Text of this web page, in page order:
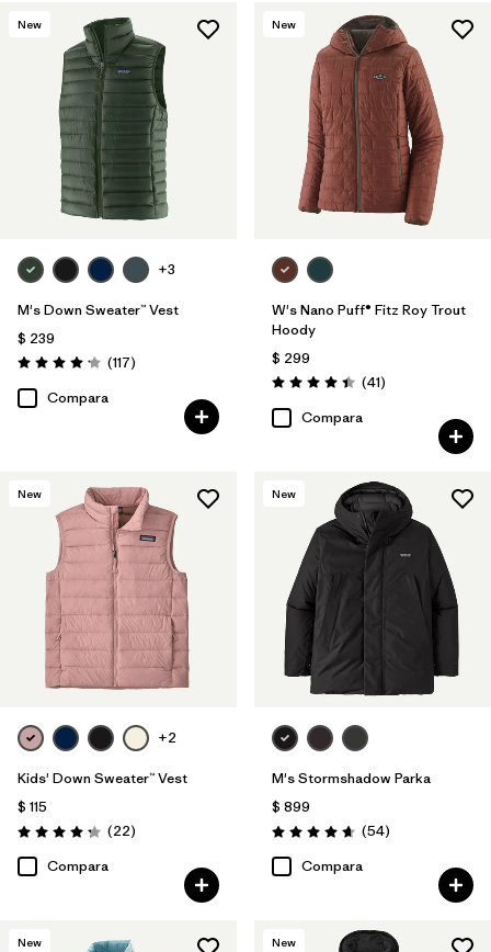
New
+3
M's Down Sweater™ Vest
$ 239
Valoración: 4.2 / 5
(117Comentarios
)
Compara
New
W's Nano Puff® Fitz Roy Trout
Hoody
$ 299
Valoración: 4.4 / 5
(41Comentarios
)
Compara
New
+2
Kids' Down Sweater™ Vest
$ 115
Valoración: 4.3 / 5
(22Comentarios
)
Compara
New
M's Stormshadow Parka
$ 899
Valoración: 4.7 / 5
(54Comentarios
)
Compara
New New